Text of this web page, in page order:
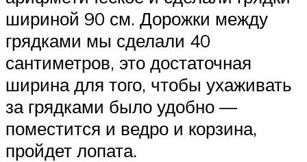
шириной 90 см. Дорожки между
грядками мы сделали 40
сантиметров, это достаточная
ширина для того, чтобы ухаживать
за грядками было удобно —
поместится и ведро и корзина,
пройдет лопата.